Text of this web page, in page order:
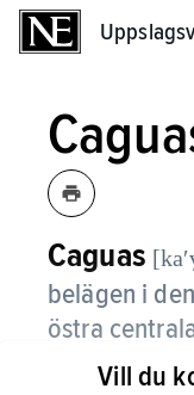
Caguas
belägen i
östra
invånare
Vill du